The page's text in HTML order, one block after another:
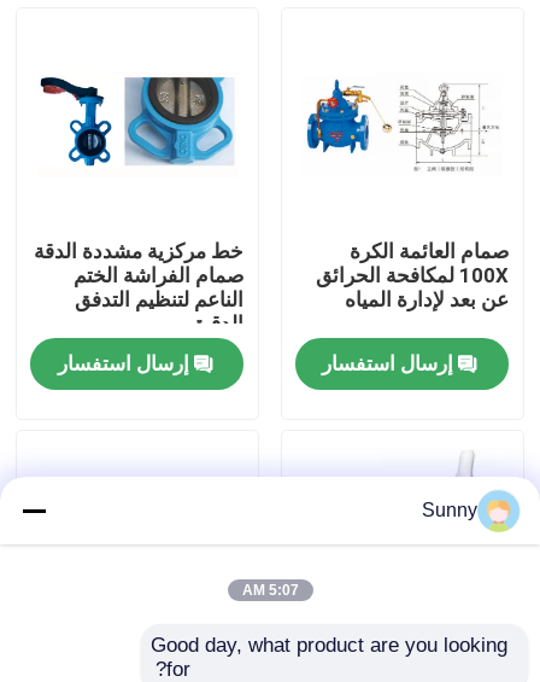
فيديوهات
جولة في المصنع
مراقبة الجودة
اطلب اقتباس
خدمات الشحن الدولية
صمام العائمة الكرة
100X لمكافحة الحرائق
عن بعد لإدارة المياه
إرسال استفسار
خط مركزية مشددة الدقة
صمام الفراشة الختم
الناعم لتنظيم التدفق
الدقيق
إرسال استفسار
HC41X صمام التحقق
Sunny
5:07 AM
Good day, what product are you looking
for?